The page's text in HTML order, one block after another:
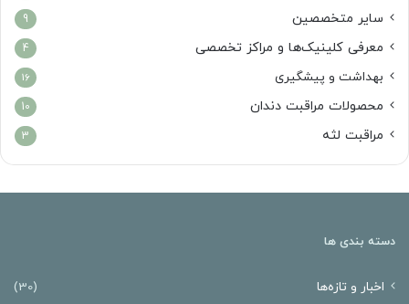
سایر متخصصین 9
معرفی کلینیک‌ها و مراکز تخصصی 4
بهداشت و پیشگیری 16
محصولات مراقبت دندان 10
مراقبت لثه 3
دسته بندی ها
اخبار و تازه‌ها (30)